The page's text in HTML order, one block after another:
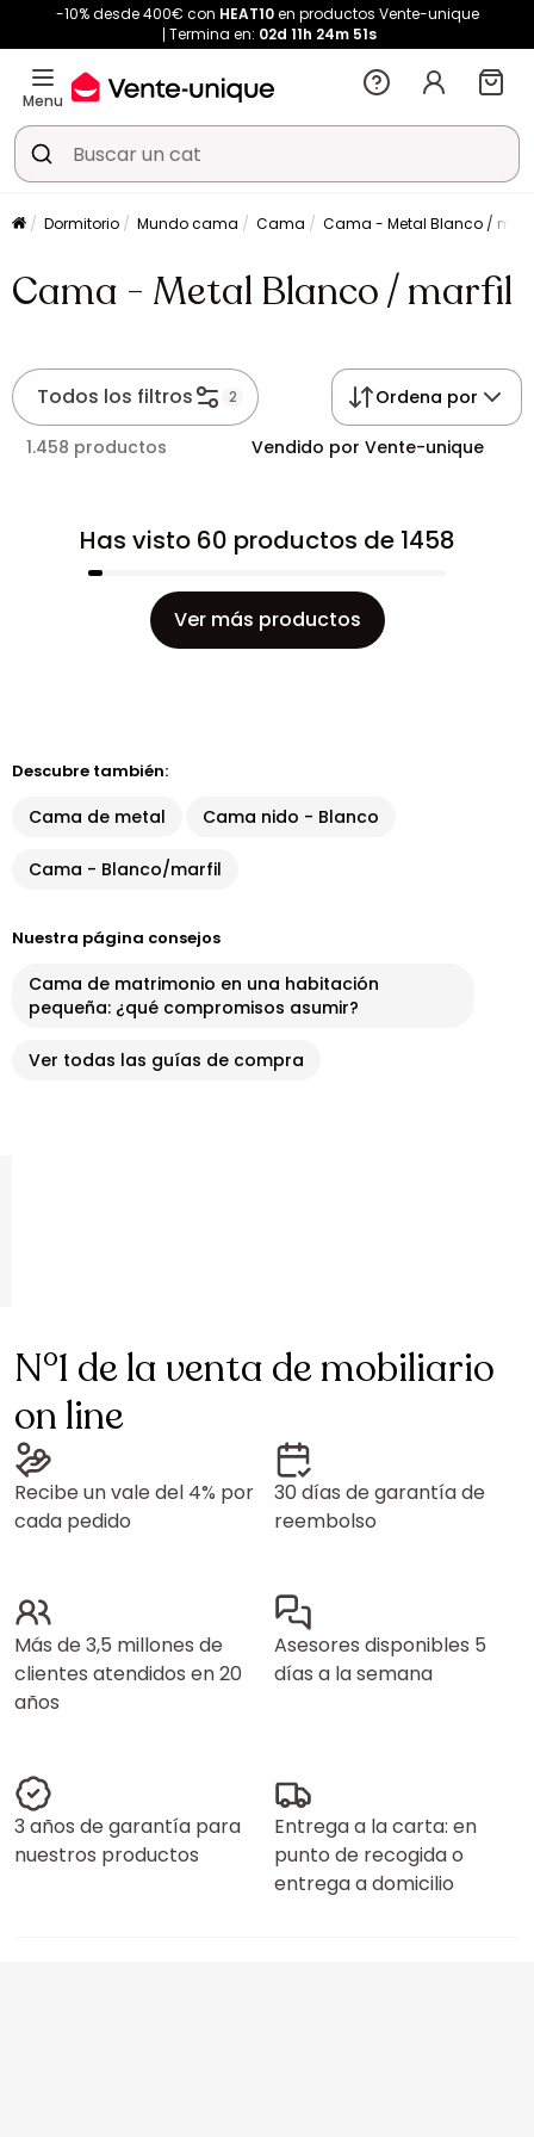
-10% desde 400€ con HEAT10en productos Vente-unique
Termina en: 02d 11h 24m 51s
Menu
Dormitorio Mundo cama Cama Cama - Metal Blanco /
Cama - Metal Blanco / marfil
Todos los filtros 2 Ordena por
1.458 productos Vendido por Vente-unique
Has visto 60 productos de 1458
Ver más productos
Descubre también:
Cama de metal Cama nido - Blanco
Cama - Blanco/marfil
Nuestra página consejos
Cama de matrimonio en una habitación
pequeña: ¿qué compromisos asumir?
Ver todas las guías de compra
N°1 de la venta de mobiliario
on line
Recibe un vale del 4% por
cada pedido
30 días de garantía de
reembolso
Más de 3,5 millones de
clientes atendidos en 20
años
Asesores disponibles 5
días a la semana
3 años de garantía para
nuestros productos
Entrega a la carta: en
punto de recogida o
entrega a domicilio